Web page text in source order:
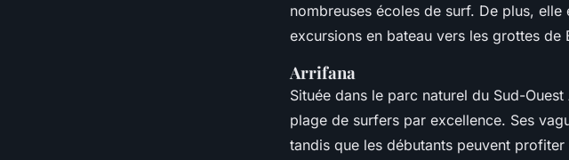
nombreuses écoles de surf. De plus,
excursions en bateau vers les grottes
Arrifana
Située dans le parc naturel du Sud-
plage de surfers par excellence. Ses
tandis que les débutants peuvent